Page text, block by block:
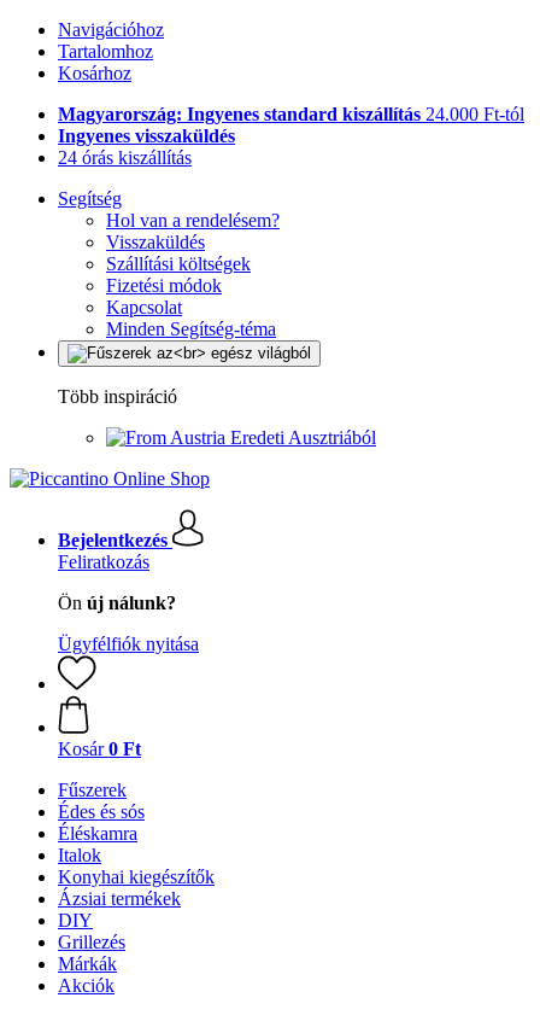
Navigációhoz
Tartalomhoz
Kosárhoz
Magyarország: Ingyenes standard kiszállítás 24.000 Ft-tól
Ingyenes visszaküldés
24 órás kiszállítás
Segítség
Hol van a rendelésem?
Visszaküldés
Szállítási költségek
Fizetési módok
Kapcsolat
Minden Segítség-téma
Több inspiráció
Eredeti Ausztriából
Bejelentkezés
Feliratkozás
Ön új nálunk?
Ügyfélfiók nyitása
Kosár 0 Ft
Fűszerek
Édes és sós
Éléskamra
Italok
Konyhai kiegészítők
Ázsiai termékek
DIY
Grillezés
Márkák
Akciók